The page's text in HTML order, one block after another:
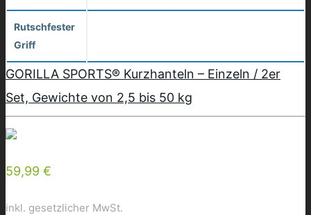
Rutschfester
Griff
GORILLA SPORTS® Kurzhanteln – Einzeln / 2er
Set, Gewichte von 2,5 bis 50 kg
59,99 €
inkl. gesetzlicher MwSt.